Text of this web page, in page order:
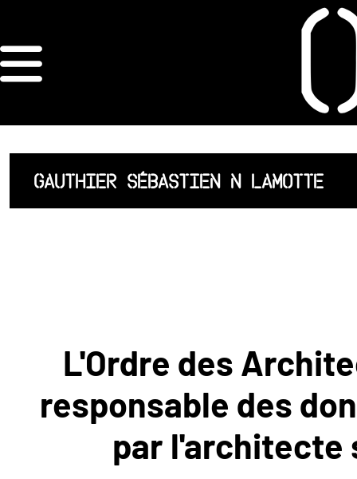
ORDRE DES
ARCHITECTES
ACCUEIL
LISTE DES
NOUS
CONTACTER
GAUTHIER SÉBASTIEN N LAMOTTE
L'Ordre des
responsable des
par l'architecte